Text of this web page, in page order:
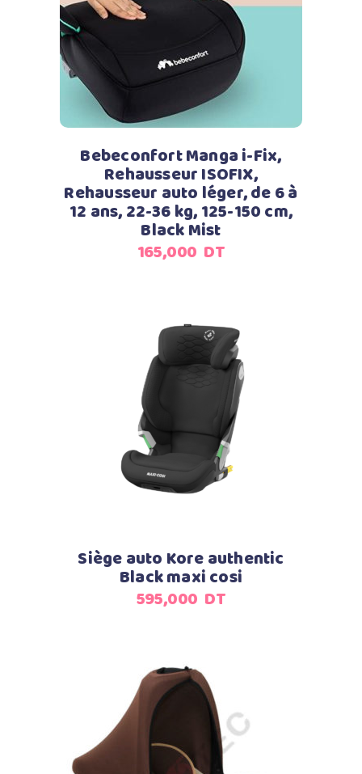
Lire la suite
Bebeconfort Manga i-Fix,
Rehausseur ISOFIX,
Rehausseur auto léger, de 6 à
12 ans, 22-36 kg, 125-150 cm,
Black Mist
165,000 DT
Ajouter au panier
Siège auto Kore authentic
Black maxi cosi
595,000 DT
Ajouter au panier